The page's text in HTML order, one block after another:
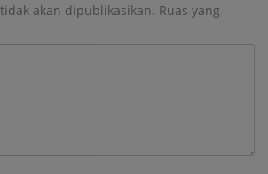
akan dipublikasikan. Ruas yang